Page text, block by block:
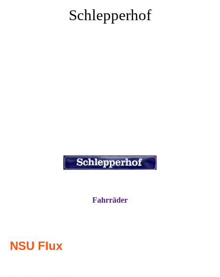
Schlepperhof
Fahrräder
NSU Flux